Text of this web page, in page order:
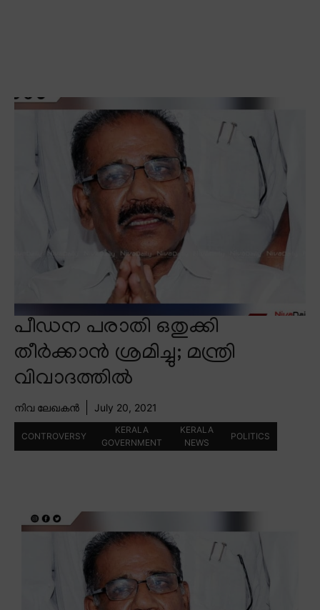
പീഡന പരാതി ഒതുക്കി
തീർക്കാൻ ശ്രമിച്ചു; മന്ത്രി
വിവാദത്തിൽ
നിവ ലേഖകൻ July 20, 2021
CONTROVERSY
KERALA
GOVERNMENT
KERALA
NEWS
POLITICS